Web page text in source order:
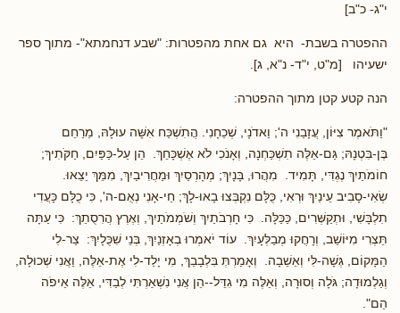
י"ג- כ"ב]
ההפטרה בשבת- היא גם אחת מהפטרות: "שבע דנחמתא"- מתוך ספר
ישעיהו [מ"ט, י"ד- נ"א, ג].
הנה קטע קטן מתוך ההפטרה:
"וַתֹּאמֶר צִיּוֹן, עֲזָבַנִי ה'; וַאדֹנָי, שְׁכֵחָנִי. הֲתִשְׁכַּח אִשָּׁה עוּלָהּ, מֵרַחֵם
בֶּן-בִּטְנָהּ; גַּם-אֵלֶּה תִשְׁכַּחְנָה, וְאָנֹכִי לֹא אֶשְׁכָּחֵךְ. הֵן עַל-כַּפַּיִם, חַקֹּתִיךְ;
חוֹמֹתַיִךְ נֶגְדִּי, תָּמִיד. מִהֲרוּ, בָּנָיִךְ; מְהָרְסַיִךְ וּמַחֲרִיבַיִךְ, מִמֵּךְ יֵצֵאוּ.
שְׂאִי-סָבִיב עֵינַיִךְ וּרְאִי, כֻּלָּם נִקְבְּצוּ בָאוּ-לָךְ; חַי-אָנִי נְאֻם-ה', כִּי כֻלָּם כָּעֲדִי
תִלְבָּשִׁי, וּתְקַשְּׁרִים, כַּכַּלָּה. כִּי חָרְבֹתַיִךְ וְשֹׁמְמֹתַיִךְ, וְאֶרֶץ הֲרִסֻתֵךְ: כִּי עַתָּה
תֵּצְרִי מִיּוֹשֵׁב, וְרָחֲקוּ מְבַלְּעָיִךְ. עוֹד יֹאמְרוּ בְאָזְנַיִךְ, בְּנֵי שִׁכֻּלָיִךְ: צַר-לִי
הַמָּקוֹם, גְּשָׁה-לִּי וְאֵשֵׁבָה. וְאָמַרְתְּ בִּלְבָבֵךְ, מִי יָלַד-לִי אֶת-אֵלֶּה, וַאֲנִי שְׁכוּלָה,
וְגַלְמוּדָה; גֹּלָה וְסוּרָה, וְאֵלֶּה מִי גִדֵּל--הֵן אֲנִי נִשְׁאַרְתִּי לְבַדִּי, אֵלֶּה אֵיפֹה
הֵם".